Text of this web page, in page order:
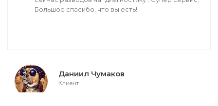
Большое спасибо, что вы есть!
Даниил Чумаков
Клиент